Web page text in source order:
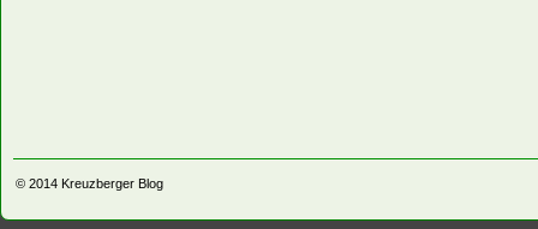
© 2014 Kreuzberger Blog